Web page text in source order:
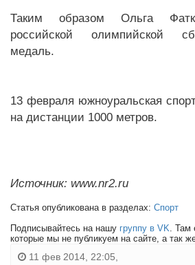
Таким образом Ольга
российской олимпийской
медаль.
13 февраля южноуральская
на дистанции 1000 метров.
Источник: www.nr2.ru
Статья опубликована в разделах: Спорт
Подписывайтесь на нашу группу в VK. Там
которые мы не публикуем на сайте, а так
11 фев 2014, 22:05,